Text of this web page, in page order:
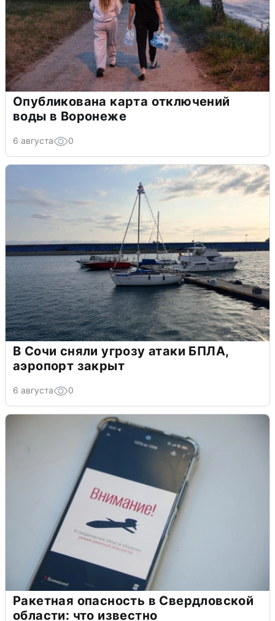
Опубликована карта отключений
воды в Воронеже
6 августа 0
В Сочи сняли угрозу атаки БПЛА,
аэропорт закрыт
6 августа 0
Ракетная опасность в Свердловской
области: что известно